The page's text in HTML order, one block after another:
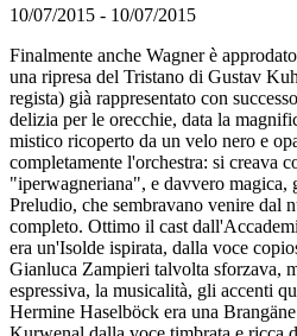
10/07/2015 - 10/07/2015
Finalmente anche Wagner è
una ripresa del Tristano di Gustav
regista) già rappresentato con
delizia per le orecchie, data la
mistico ricoperto da un velo nero e
completamente l'orchestra: si creava
"iperwagneriana", e davvero magica,
Preludio, che sembravano venire dal
completo. Ottimo il cast
era un'Isolde ispirata, dalla voce
Gianluca Zampieri talvolta sforzava,
espressiva, la musicalità, gli accenti
Hermine Haselböck era una